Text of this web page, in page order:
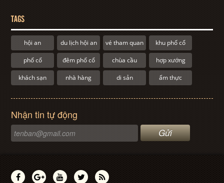
TAGS
hội an du lịch hội an vé tham quan khu phố cổ
phố cổ đêm phố cổ chùa cầu hợp xướng
khách sạn nhà hàng di sản ẩm thực
Nhận tin tự động